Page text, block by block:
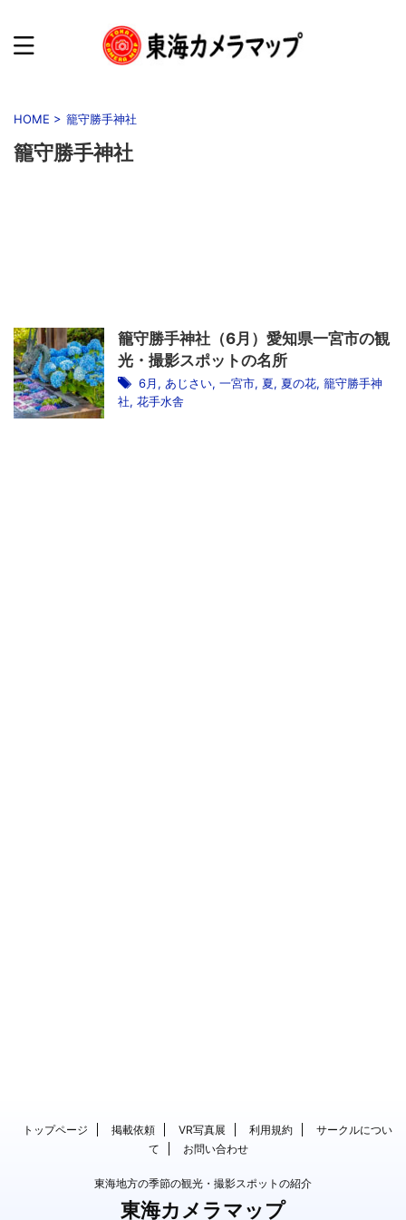
HOME > 籠守勝手神社
籠守勝手神社
籠守勝手神社（6月）愛知県一宮市の観
光・撮影スポットの名所
6月, あじさい, 一宮市, 夏, 夏の花, 籠守勝手神
社, 花手水舎
トップページ 掲載依頼 VR写真展 利用規約
サークルについ
て
お問い合わせ
東海地方の季節の観光・撮影スポットの紹介
東海カメラマップ